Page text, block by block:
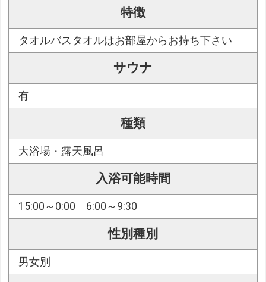
特徴
タオルバスタオルはお部屋からお持ち下さい
サウナ
有
種類
大浴場・露天風呂
入浴可能時間
15:00～0:00 6:00～9:30
性別種別
男女別